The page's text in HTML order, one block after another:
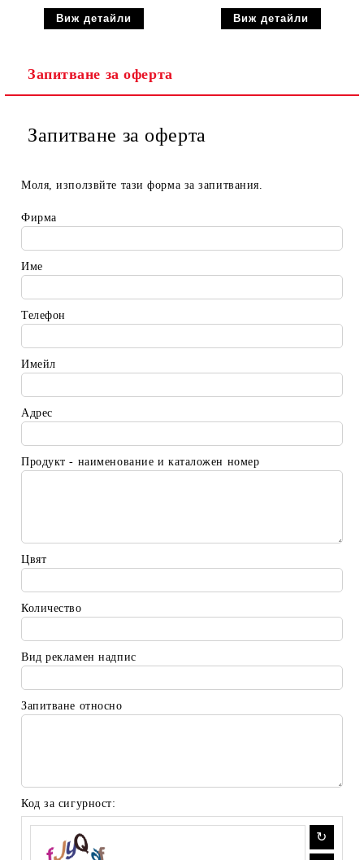
Виж детайли Виж детайли
Запитване за оферта
Запитване за оферта
Моля, използвйте тази форма за запитвания.
Фирма
Име
Телефон
Имейл
Адрес
Продукт - наименование и каталожен номер
Цвят
Количество
Вид рекламен надпис
Запитване относно
Код за сигурност: